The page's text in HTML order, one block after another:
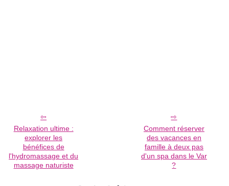
Relaxation ultime :
explorer les
bénéfices de
l'hydromassage et du
massage naturiste
Comment réserver
des vacances en
famille à deux pas
d'un spa dans le Var
?